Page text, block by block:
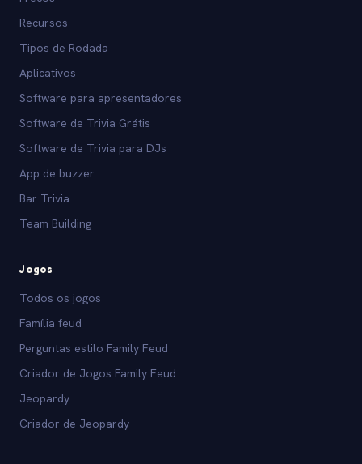
Recursos
Tipos de Rodada
Aplicativos
Software para apresentadores
Software de Trivia Grátis
Software de Trivia para DJs
App de buzzer
Bar Trivia
Team Building
Jogos
Todos os jogos
Família feud
Perguntas estilo Family Feud
Criador de Jogos Family Feud
Jeopardy
Criador de Jeopardy